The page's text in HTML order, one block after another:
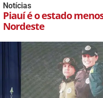
Notícias
Piauí é o estado
Nordeste